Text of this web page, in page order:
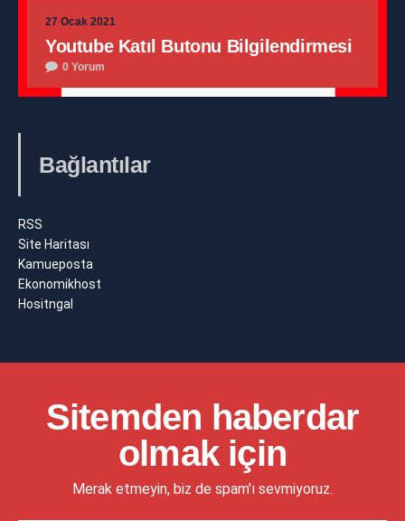
27 Ocak 2021
Youtube Katıl Butonu Bilgilendirmesi
0 Yorum
Bağlantılar
RSS
Site Haritası
Kamueposta
Ekonomikhost
Hositngal
Sitemden haberdar
olmak için
Merak etmeyin, biz de spam'ı sevmiyoruz.